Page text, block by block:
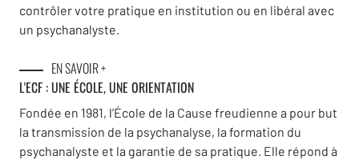
contrôler votre pratique en institution ou en libéral avec
un psychanalyste.
EN SAVOIR +
L'ECF : UNE ÉCOLE, UNE ORIENTATION
Fondée en 1981, l’École de la Cause freudienne a pour but
la transmission de la psychanalyse, la formation du
psychanalyste et la garantie de sa pratique. Elle répond à